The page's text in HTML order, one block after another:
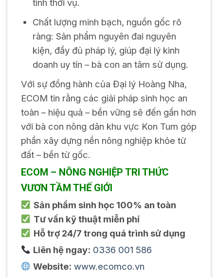
tính thời vụ.
Chất lượng minh bạch, nguồn gốc rõ
ràng: Sản phẩm nguyên đai nguyên
kiện, đầy đủ pháp lý, giúp đại lý kinh
doanh uy tín – bà con an tâm sử dụng.
Với sự đồng hành của Đại lý Hoàng Nha,
ECOM tin rằng các giải pháp sinh học an
toàn – hiệu quả – bền vững sẽ đến gần hơn
với bà con nông dân khu vực Kon Tum góp
phần xây dựng nền nông nghiệp khỏe từ
đất – bền từ gốc.
ECOM – NÔNG NGHIỆP TRI THỨC
VƯƠN TẦM THẾ GIỚI
Sản phẩm sinh học 100% an toàn
Tư vấn kỹ thuật miễn phí
Hỗ trợ 24/7 trong quá trình sử dụng
Liên hệ ngay: 0336 001 586
Website: www.ecomco.vn